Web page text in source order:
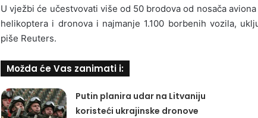
U vježbi će učestvovati više od 50 brodova od nosača
helikoptera i dronova i najmanje 1.100 borbenih vozila,
piše Reuters.
Možda će Vas zanimati i:
Putin planira udar na Litvaniju
koristeći ukrajinske dronove